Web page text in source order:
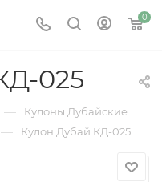
0
025
— Кулоны Дубайские
— Кулон Дубай КД-025